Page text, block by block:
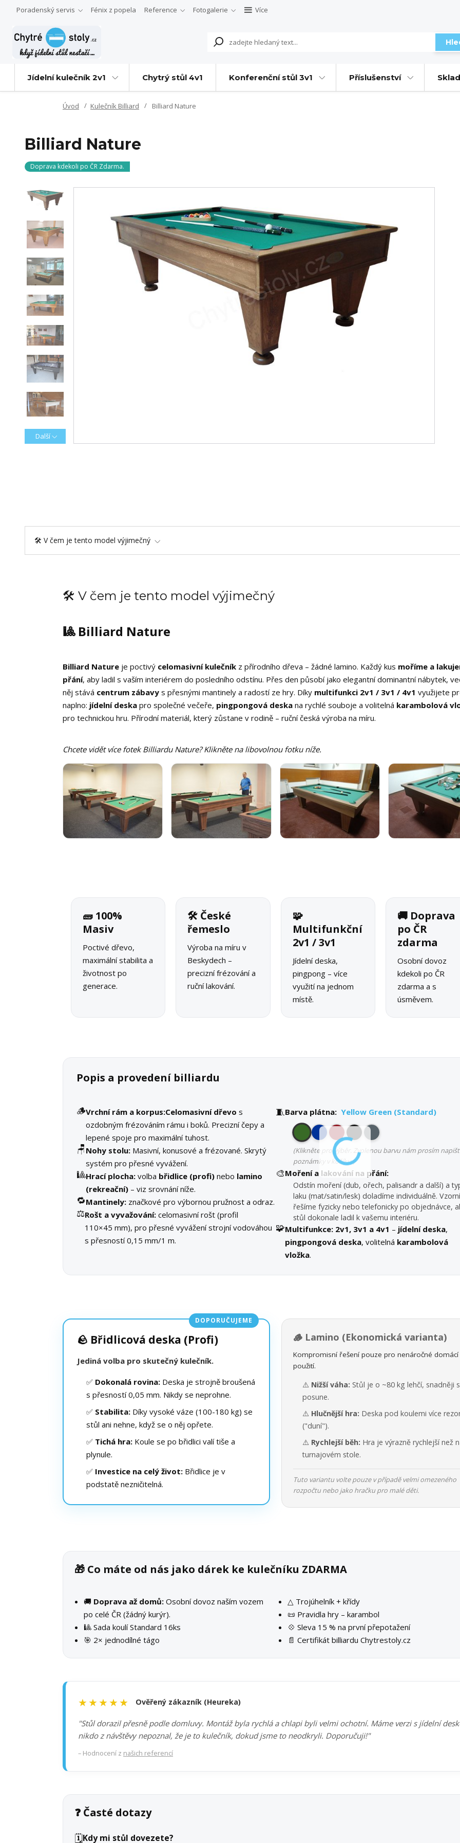
Poradenský servis Fénix z popela Reference Fotogalerie Více
Jídelní kulečník 2v1 Chytrý stůl 4v1 Konferenční stůl 3v1 Příslušenství
Úvod Kulečník Billiard Billiard Nature
Billiard Nature
Doprava kdekoli po ČR Zdarma.
Další
🛠️ V čem je tento model výjimečný
🛠️ V čem je tento model výjimečný
🎱 Billiard Nature
Billiard Nature je poctivý celomasivní kulečník z přírodního dřeva – žádné lamino. Každý kus moříme a
přání, aby ladil s vaším interiérem do posledního odstínu. Přes den působí jako elegantní dominantní nábytek,
něj stává centrum zábavy s přesnými mantinely a radostí ze hry. Díky multifunkci 2v1 / 3v1 / 4v1 využijete
naplno: jídelní deska pro společné večeře, pingpongová deska na rychlé souboje a volitelná karambolová
pro technickou hru. Přírodní materiál, který zůstane v rodině – ruční česká výroba na míru.
Chcete vidět více fotek Billiardu Nature? Klikněte na libovolnou fotku níže.
🧱 100%
Masiv
Poctivé dřevo,
maximální stabilita a
životnost po
generace.
🛠 České
řemeslo
Výroba na míru v
Beskydech –
precizní frézování a
ruční lakování.
🧩
Multifunkční
2v1 / 3v1
Jídelní deska,
pingpong – více
využití na jednom
místě.
🚚 Doprava
po ČR
zdarma
Osobní dovoz
kdekoli po ČR
zdarma a s
úsměvem.
Popis a provedení billiardu
🪵Vrchní rám a korpus:Celomasivní dřevo s
ozdobným frézováním rámu i boků. Precizní čepy a
lepené spoje pro maximální tuhost.
🪑 Nohy stolu: Masivní, konusové a frézované. Skrytý
systém pro přesné vyvážení.
🎱Hrací plocha: volba břidlice (profi) nebo lamino
(rekreační) – viz srovnání níže.
🔁Mantinely: značkové pro výbornou pružnost a odraz.
⚖️Rošt a vyvažování: celomasivní rošt (profil
110×45 mm), pro přesné vyvážení strojní vodováhou
s přesností 0,15 mm/1 m.
🧵Barva plátna: Yellow Green (Standard)
(Klikněte pro výběr. Zvolenou barvu nám prosím
poznámky v košíku.)
🎨Moření a lakování na přání:
Odstín moření (dub, ořech, palisandr a další) a
laku (mat/satin/lesk) doladíme individuálně.
řešíme fyzicky nebo telefonicky po objednávce,
stůl dokonale ladil k vašemu interiéru.
🧩Multifunkce:2v1, 3v1 a 4v1 – jídelní deska,
pingpongová deska, volitelná karambolová
vložka.
DOPORUČUJEME
🪨 Břidlicová deska (Profi)
Jediná volba pro skutečný kulečník.
✅ Dokonalá rovina: Deska je strojně broušená
s přesností 0,05 mm. Nikdy se neprohne.
✅ Stabilita: Díky vysoké váze (100-180 kg) se
stůl ani nehne, když se o něj opřete.
✅ Tichá hra: Koule se po břidlici valí tiše a
plynule.
✅ Investice na celý život: Břidlice je v
podstatě nezničitelná.
🪵 Lamino (Ekonomická varianta)
Kompromisní řešení pouze pro nenáročné domácí
použití.
⚠️ Nižší váha: Stůl je o ~80 kg lehčí, snadněji
posune.
⚠️ Hlučnější hra: Deska pod koulemi více
("duní").
⚠️ Rychlejší běh: Hra je výrazně rychlejší než
turnajovém stole.
Tuto variantu volte pouze v případě velmi omezeného
rozpočtu nebo jako hračku pro malé děti.
🎁 Co máte od nás jako dárek ke kulečníku ZDARMA
🚚 Doprava až domů: Osobní dovoz naším vozem
po celé ČR (žádný kurýr).
🎱 Sada koulí Standard 16ks
🎯 2× jednodílné tágo
△ Trojúhelník + křídy
📜 Pravidla hry – karambol
💠 Sleva 15 % na první přepotažení
📄 Certifikát billiardu Chytrestoly.cz
★★★★★ Ověřený zákazník (Heureka)
"Stůl dorazil přesně podle domluvy. Montáž byla rychlá a chlapi byli velmi ochotní. Máme verzi s jídelní
nikdo z návštěvy nepoznal, že je to kulečník, dokud jsme to neodkryli. Doporučuji!"
– Hodnocení z našich referencí
❓ Časté dotazy
🗓️Kdy mi stůl dovezete?